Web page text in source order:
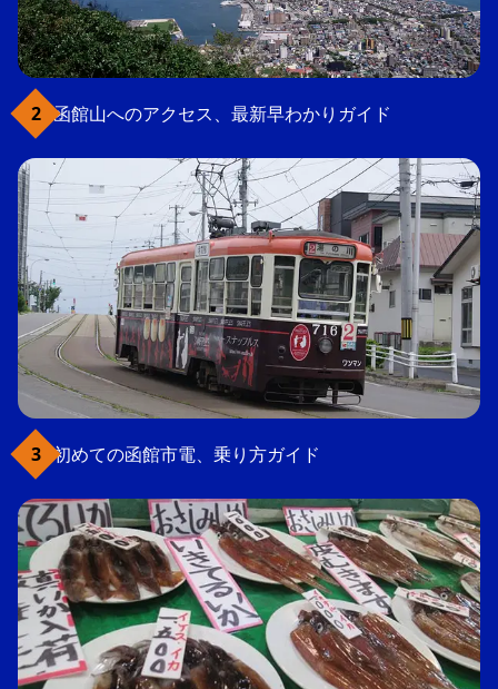
函館山へのアクセス、最新早わかりガイド
初めての函館市電、乗り方ガイド